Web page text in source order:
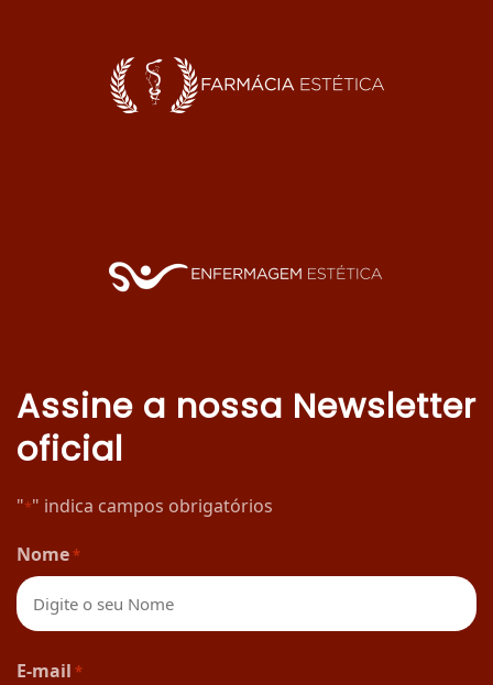
Assine a nossa Newsletter
oficial
"*" indica campos obrigatórios
Nome*
E-mail *